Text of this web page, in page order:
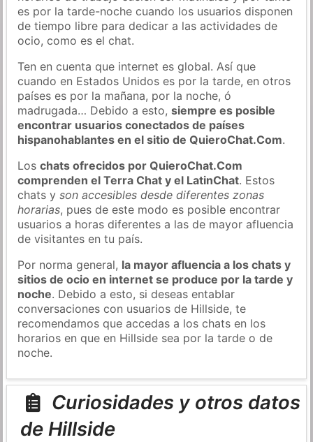
es por la tarde-noche cuando los usuarios disponen
de tiempo libre para dedicar a las actividades de
ocio, como es el chat.
Ten en cuenta que internet es global. Así que
cuando en Estados Unidos es por la tarde, en otros
países es por la mañana, por la noche, ó
madrugada… Debido a esto,siempre es posible
encontrar usuarios conectados de países
hispanohablantes en el sitio de QuieroChat.Com.
Loschats ofrecidos por QuieroChat.Com
comprenden el Terra Chat y el LatinChat. Estos
chats yson accesibles desde diferentes zonas
horarias, pues de este modo es posible encontrar
usuarios a horas diferentes a las de mayor afluencia
de visitantes en tu país.
Por norma general, la mayor afluencia a los chats y
sitios de ocio en internet se produce por la tarde y
noche. Debido a esto, si deseas entablar
conversaciones con usuarios de Hillside, te
recomendamos que accedas a los chats en los
horarios en que en Hillside sea por la tarde o de
noche.
Curiosidades y otros datos
de Hillside